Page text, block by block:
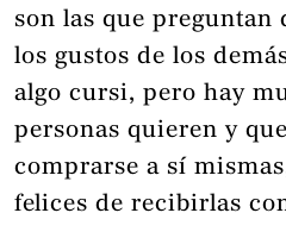
son las que preguntan
los gustos de los
algo cursi, pero hay
personas quieren y
comprarse a sí
felices de recibirlas